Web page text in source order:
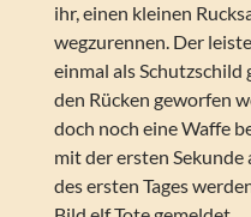
ihr, einen kleinen
wegzurennen. Der
einmal als Schutzschild
den Rücken geworfen
doch noch eine Waffe
mit der ersten Sekunde
des ersten Tages